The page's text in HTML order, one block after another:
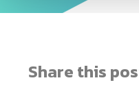
Share this